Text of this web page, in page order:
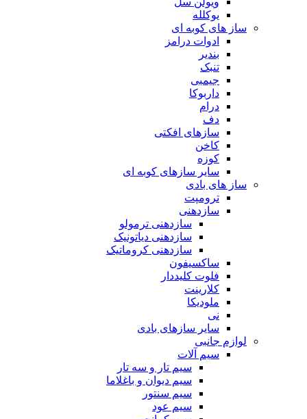
یوکلله
ساز های کوبه ای
ادوات درامز
بندیر
تنبک
جیمبی
داربوکا
درام
دف
سازهای افکتی
کاخن
کوزه
سایر سازهای کوبه ای
ساز های بادی
ترومپت
سازدهنی
سازدهنی ترمولو
سازدهنی دیاتونیک
سازدهنی کروماتیک
ساکسیفون
فلوت کلیددار
کلارینت
ملودیکا
نی
سایر سازهای بادی
لوازم جانبی
سیم آلات
سیم تار و سه تار
سیم دیوان و باغلاما
سیم سنتور
سیم عود